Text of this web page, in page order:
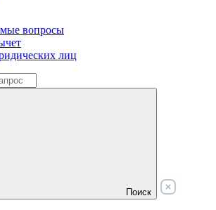
вопросы
лиц
Поиск